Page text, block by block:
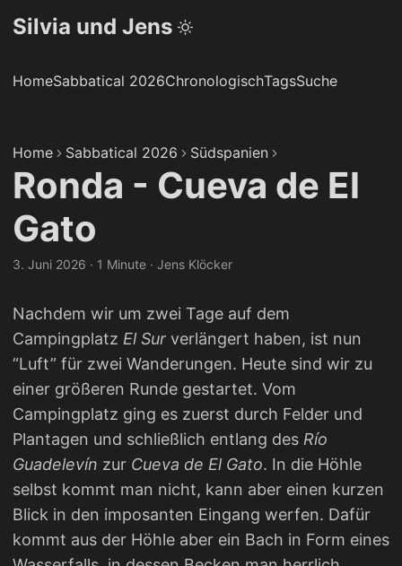
Silvia und Jens
HomeSabbatical 2026ChronologischTagsSuche
Home Sabbatical 2026 Südspanien
Ronda - Cueva de El
Gato
3. Juni 2026 · 1 Minute · Jens Klöcker
Nachdem wir um zwei Tage auf dem
Campingplatz El Sur verlängert haben, ist nun
“Luft” für zwei Wanderungen. Heute sind wir zu
einer größeren Runde gestartet. Vom
Campingplatz ging es zuerst durch Felder und
Plantagen und schließlich entlang des Río
Guadelevín zur Cueva de El Gato. In die Höhle
selbst kommt man nicht, kann aber einen kurzen
Blick in den imposanten Eingang werfen. Dafür
kommt aus der Höhle aber ein Bach in Form eines